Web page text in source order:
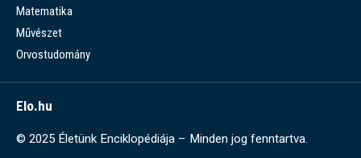
Matematika
Művészet
Orvostudomány
Elo.hu
© 2025 Életünk Enciklopédiája – Minden jog fenntartva.